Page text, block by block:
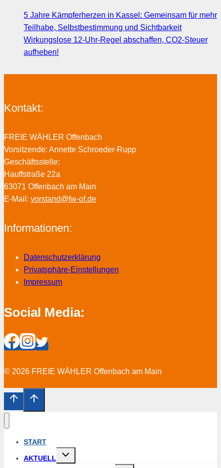
5 Jahre Kämpferherzen in Kassel: Gemeinsam für mehr
Teilhabe, Selbstbestimmung und Sichtbarkeit
Wirkungslose 12-Uhr-Regel abschaffen, CO2-Steuer
aufheben!
Kontakt:
FREIE WÄHLER Offenbach
Vorsitzende: Annette Schroeder-Rupp
Geschäftsstelle:
Hauffstraße 22a
63071 Offenbach am Main
E-Mail: vorstand@fw-of.de
Informationen:
Datenschutzerklärung
Privatsphäre-Einstellungen
Impressum
Social Media:
© 2026 FREIE WÄHLER Offenbach am Main
START
AKTUELL
Untermenü